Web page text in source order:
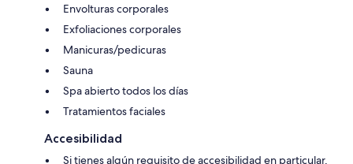
Envolturas corporales
Exfoliaciones corporales
Manicuras/pedicuras
Sauna
Spa abierto todos los días
Tratamientos faciales
Accesibilidad
Si tienes algún requisito de accesibilidad en particular,